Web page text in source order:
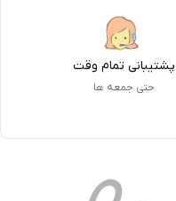
پشتیبانی تمام وقت
حتی جمعه ها